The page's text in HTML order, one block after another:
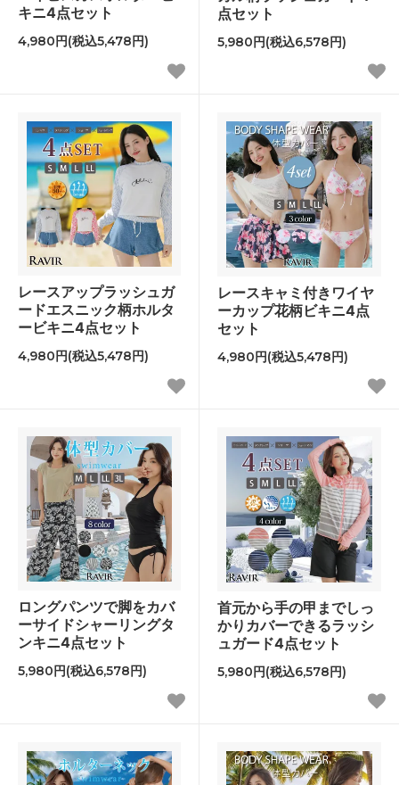
キニ4点セット
4,980円(税込5,478円)
点セット
5,980円(税込6,578円)
レースアップラッシュガ
ードエスニック柄ホルタ
ービキニ4点セット
4,980円(税込5,478円)
レースキャミ付きワイヤ
ーカップ花柄ビキニ4点
セット
4,980円(税込5,478円)
ロングパンツで脚をカバ
ーサイドシャーリングタ
ンキニ4点セット
5,980円(税込6,578円)
首元から手の甲までしっ
かりカバーできるラッシ
ュガード4点セット
5,980円(税込6,578円)